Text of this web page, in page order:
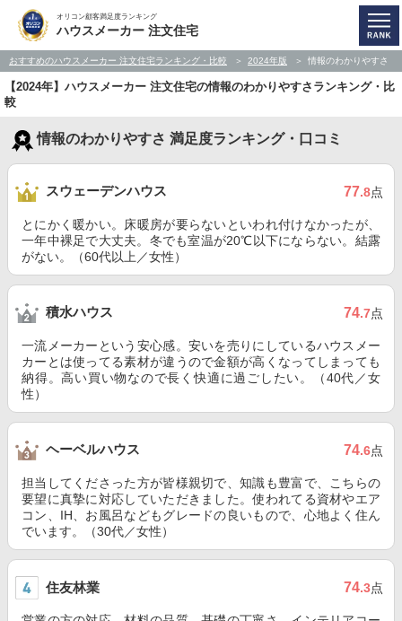
オリコン顧客満足度ランキング
ハウスメーカー 注文住宅
おすすめのハウスメーカー 注文住宅ランキング・比較 2024年版 情報のわかりやすさ
【2024年】ハウスメーカー 注文住宅の情報のわかりやすさランキング・比
較
情報のわかりやすさ 満足度ランキング・口コミ
スウェーデンハウス 77.8点
とにかく暖かい。床暖房が要らないといわれ付けなかったが、
一年中裸足で大丈夫。冬でも室温が20℃以下にならない。結露
がない。（60代以上／女性）
積水ハウス 74.7点
一流メーカーという安心感。安いを売りにしているハウスメー
カーとは使ってる素材が違うので金額が高くなってしまっても
納得。高い買い物なので長く快適に過ごしたい。（40代／女
性）
ヘーベルハウス 74.6点
担当してくださった方が皆様親切で、知識も豊富で、こちらの
要望に真摯に対応していただきました。使われてる資材やエア
コン、IH、お風呂などもグレードの良いもので、心地よく住ん
でいます。（30代／女性）
住友林業 74.3点